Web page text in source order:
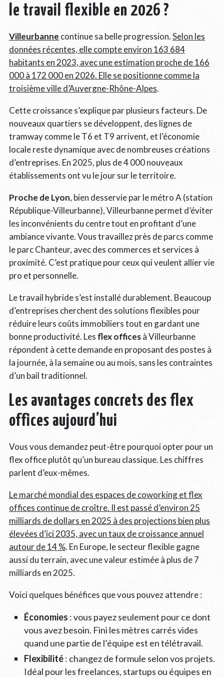
le travail flexible en 2026 ?
Villeurbanne continue sa belle progression.Selon les
données récentes, elle compte environ 163 684
habitants en 2023, avec une estimation proche de 166
000 à 172 000 en 2026. Elle se positionne comme la
troisième ville d’Auvergne-Rhône-Alpes.
Cette croissance s’explique par plusieurs facteurs. De
nouveaux quartiers se développent, des lignes de
tramway comme le T6 et T9 arrivent, et l’économie
locale reste dynamique avec de nombreuses créations
d’entreprises. En 2025, plus de 4 000 nouveaux
établissements ont vu le jour sur le territoire.
Proche de Lyon, bien desservie par le métro A (station
République-Villeurbanne), Villeurbanne permet d’éviter
les inconvénients du centre tout en profitant d’une
ambiance vivante. Vous travaillez près de parcs comme
le parc Chanteur, avec des commerces et services à
proximité. C’est pratique pour ceux qui veulent allier vie
pro et personnelle.
Le travail hybride s’est installé durablement. Beaucoup
d’entreprises cherchent des solutions flexibles pour
réduire leurs coûts immobiliers tout en gardant une
bonne productivité. Les flex officesà Villeurbanne
répondent à cette demande en proposant des postes à
la journée, à la semaine ou au mois, sans les contraintes
d’un bail traditionnel.
Les avantages concrets des flex
offices aujourd’hui
Vous vous demandez peut-être pourquoi opter pour un
flex office plutôt qu’un bureau classique. Les chiffres
parlent d’eux-mêmes.
Le marché mondial des espaces de coworking et flex
offices continue de croître. Il est passé d’environ 25
milliards de dollars en 2025 à des projections bien plus
élevées d’ici 2035, avec un taux de croissance annuel
autour de 14 %. En Europe, le secteur flexible gagne
aussi du terrain, avec une valeur estimée à plus de 7
milliards en 2025.
Voici quelques bénéfices que vous pouvez attendre :
Économies : vous payez seulement pour ce dont
vous avez besoin. Fini les mètres carrés vides
quand une partie de l’équipe est en télétravail.
Flexibilité: changez de formule selon vos projets.
Idéal pour les freelances, startups ou équipes en